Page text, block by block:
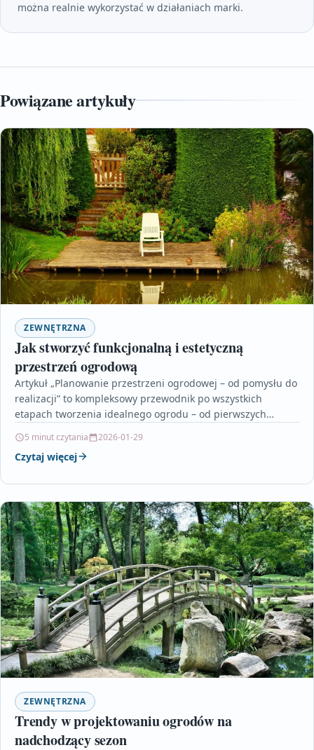
można realnie wykorzystać w działaniach marki.
Powiązane artykuły
ZEWNĘTRZNA
Jak stworzyć funkcjonalną i estetyczną
przestrzeń ogrodową
Artykuł „Planowanie przestrzeni ogrodowej – od pomysłu do
realizacji” to kompleksowy przewodnik po wszystkich
etapach tworzenia idealnego ogrodu – od pierwszych
5 minut czytania 2026-01-29
Czytaj więcej
ZEWNĘTRZNA
Trendy w projektowaniu ogrodów na
nadchodzący sezon